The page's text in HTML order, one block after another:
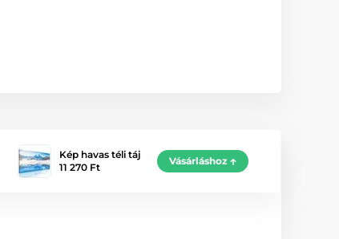
Kép havas téli táj
11 270 Ft
Vásárláshoz